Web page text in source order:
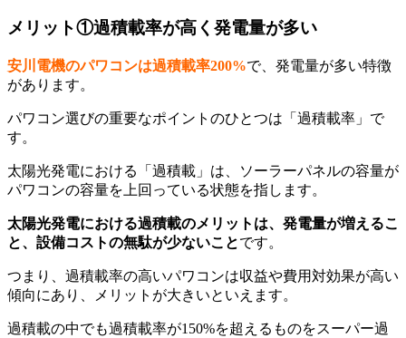
メリット①過積載率が高く発電量が多い
安川電機のパワコンは過積載率200%で、発電量が多い特徴
があります。
パワコン選びの重要なポイントのひとつは「過積載率」で
す。
太陽光発電における「過積載」は、ソーラーパネルの容量が
パワコンの容量を上回っている状態を指します。
太陽光発電における過積載のメリットは、発電量が増えるこ
と、設備コストの無駄が少ないことです。
つまり、過積載率の高いパワコンは収益や費用対効果が高い
傾向にあり、メリットが大きいといえます。
過積載の中でも過積載率が150%を超えるものをスーパー過